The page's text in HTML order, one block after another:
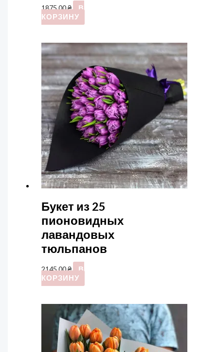
1875,00₴
В
КОРЗИНУ
Букет из 25
пионовидных
лавандовых
тюльпанов
2145,00₴
В
КОРЗИНУ